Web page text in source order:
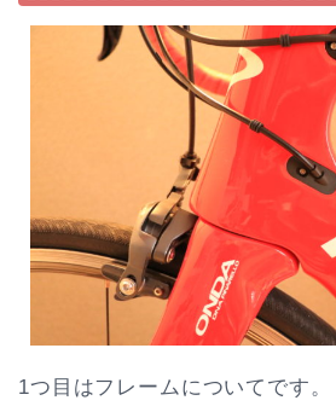
1つ目はフレームについてです。